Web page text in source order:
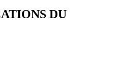
DU